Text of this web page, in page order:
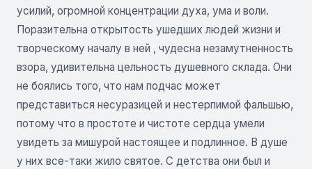
усилий, огромной концентрации духа, ума и воли.
Поразительна открытость ушедших людей жизни и
творческому началу в ней , чудесна незамутненность
взора, удивительна цельность душевного склада. Они
не боялись того, что нам подчас может
представиться несуразицей и нестерпимой фальшью,
потому что в простоте и чистоте сердца умели
увидеть за мишурой настоящее и подлинное. В душе
у них все-таки жило святое. С детства они был и